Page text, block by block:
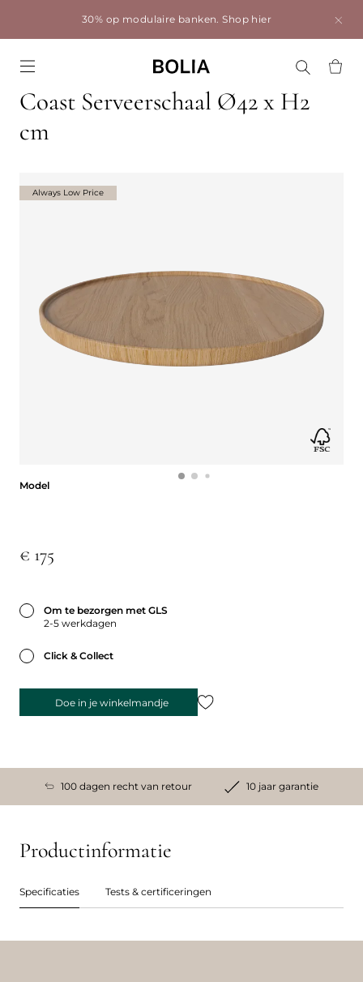
30% op modulaire banken.Shop hier
Coast Serveerschaal Ø42 x H2
cm
Model
€ 175
Om te bezorgen met GLS
2-5 werkdagen
Click & Collect
Doe in je winkelmandje
Always Low Price
100 dagen recht van retour 10 jaar garantie
Productinformatie
Specificaties Tests & certificeringen